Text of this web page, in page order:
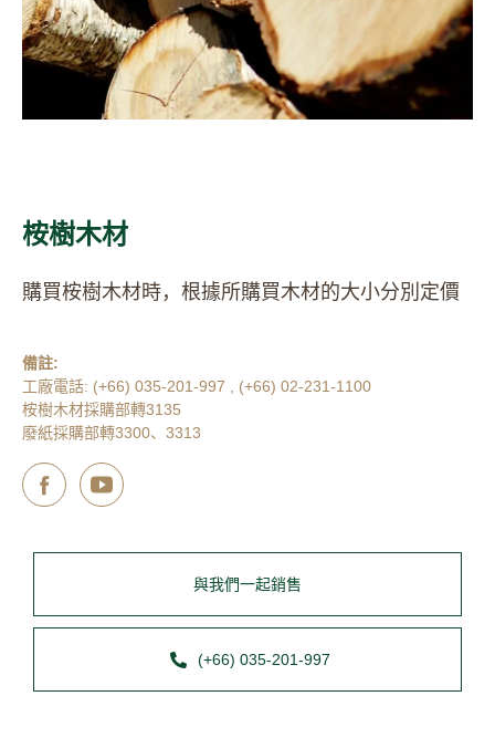
桉樹木材
購買桉樹木材時，根據所購買木材的大小分別定價
備註:
工廠電話: (+66) 035-201-997 , (+66) 02-231-1100
桉樹木材採購部轉3135
廢紙採購部轉3300、3313
與我們一起銷售
(+66) 035-201-997